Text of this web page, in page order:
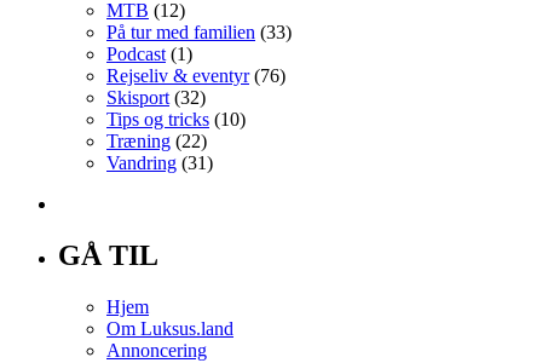
MTB (12)
På tur med familien (33)
Podcast (1)
Rejseliv & eventyr(76)
Skisport (32)
Tips og tricks (10)
Træning (22)
Vandring (31)
GÅ TIL
Hjem
Om Luksus.land
Annoncering